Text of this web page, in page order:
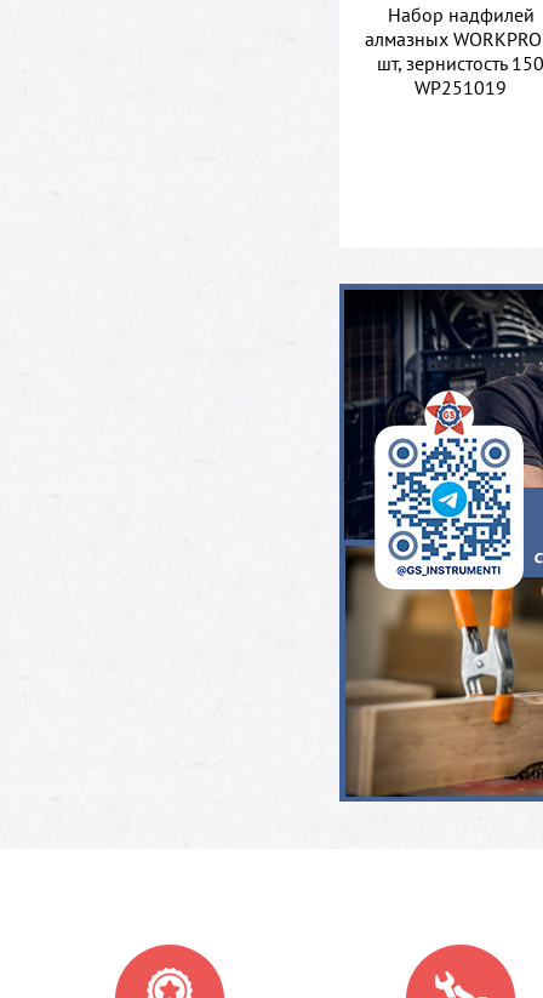
Набор надфилей
алмазных
шт, зернистость 150
WP251019